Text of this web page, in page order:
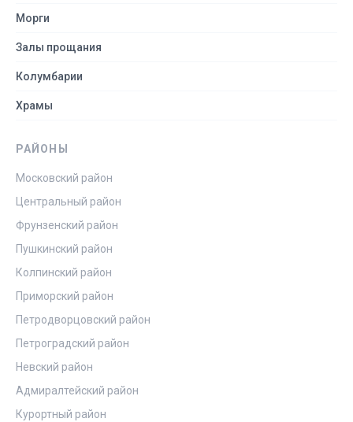
Морги
Залы прощания
Колумбарии
Храмы
РАЙОНЫ
Московский район
Центральный район
Фрунзенский район
Пушкинский район
Колпинский район
Приморский район
Петродворцовский район
Петроградский район
Невский район
Адмиралтейский район
Курортный район